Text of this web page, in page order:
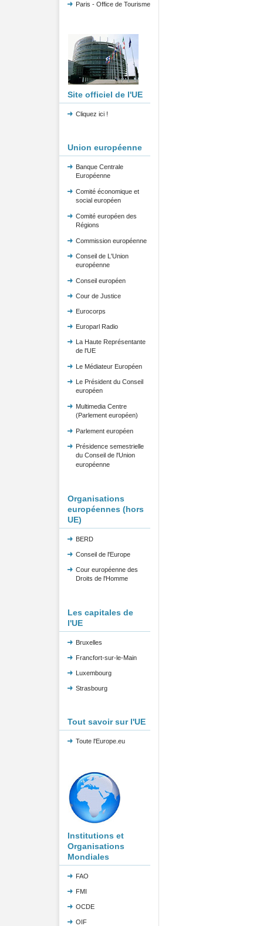
Paris - Office de Tourisme
Site officiel de l'UE
Cliquez ici !
Union européenne
Banque Centrale
Européenne
Comité économique et
social européen
Comité européen des
Régions
Commission européenne
Conseil de L'Union
européenne
Conseil européen
Cour de Justice
Eurocorps
Europarl Radio
La Haute Représentante
de l'UE
Le Médiateur Européen
Le Président du Conseil
européen
Multimedia Centre
(Parlement européen)
Parlement européen
Présidence semestrielle
du Conseil de l'Union
européenne
Organisations
européennes (hors
UE)
BERD
Conseil de l'Europe
Cour européenne des
Droits de l'Homme
Les capitales de
l'UE
Bruxelles
Francfort-sur-le-Main
Luxembourg
Strasbourg
Tout savoir sur l'UE
Toute l'Europe.eu
Institutions et
Organisations
Mondiales
FAO
FMI
OCDE
OIF